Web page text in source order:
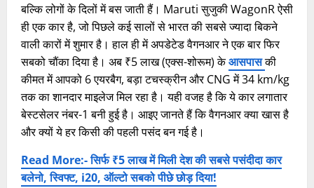
बल्कि लोगों के दिलों में बस जाती हैं। Maruti सुजुकी WagonR ऐसी
ही एक कार है, जो पिछले कई सालों से भारत की सबसे ज्यादा बिकने
वाली कारों में शुमार है। हाल ही में अपडेटेड वैगनआर ने एक बार फिर
सबको चौंका दिया है। अब ₹5 लाख (एक्स-शोरूम) केआसपासकी
कीमत में आपको 6 एयरबैग, बड़ा टचस्क्रीन और CNG में 34 km/kg
तक का शानदार माइलेज मिल रहा है। यही वजह है कि ये कार लगातार
बेस्टसेलर नंबर-1 बनी हुई है। आइए जानते हैं कि वैगनआर क्या खास है
और क्यों ये हर किसी की पहली पसंद बन गई है।
Read More:- सिर्फ ₹5 लाख में मिली देश की सबसे पसंदीदा कार
बलेनो, स्विफ्ट, i20, ऑल्टो सबको पीछे छोड़ दिया!